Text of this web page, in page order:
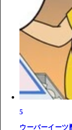
5
ウーバーイーツ